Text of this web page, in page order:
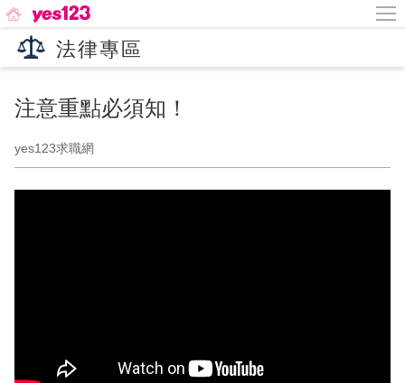
法律專區
注意重點必須知！
yes123求職網